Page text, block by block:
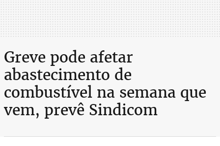
Greve pode afetar
abastecimento de
combustível na semana que
vem, prevê Sindicom